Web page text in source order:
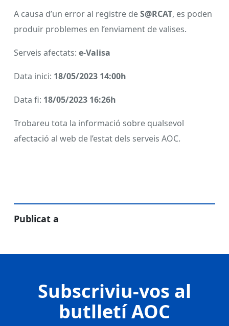
A causa d’un error al registre deS@RCAT, es poden
produir problemes en l’enviament de valises.
Serveis afectats: e-Valisa
Data inici: 18/05/2023 14:00h
Data fi: 18/05/2023 16:26h
Trobareu tota la informació sobre qualsevol
afectació al web de l’estat dels serveis AOC.
Publicat a
Subscriviu-vos al
butlletí AOC